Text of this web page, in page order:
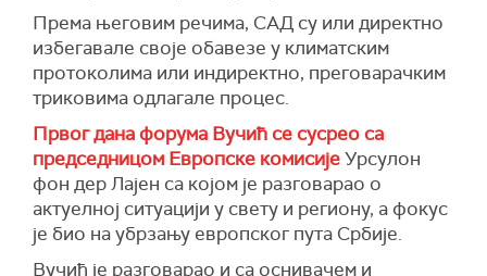
Према његовим речима, САД су или директно
избегавале своје обавезе у климатским
протоколима или индиректно, преговарачким
триковима одлагале процес.
Првог дана форума Вучић се сусрео са
председницом Европске комисијеУрсулон
фон дер Лајен са којом је разговарао о
актуелној ситуацији у свету и региону, а фокус
је био на убрзању европског пута Србије.
Вучић је разговарао и са оснивачем и